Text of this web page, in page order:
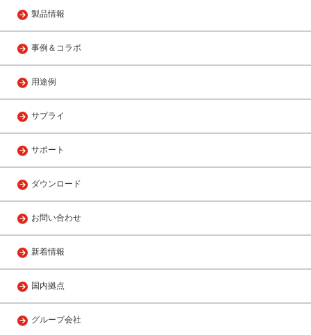
製品情報
事例＆コラボ
用途例
サプライ
サポート
ダウンロード
お問い合わせ
新着情報
国内拠点
グループ会社